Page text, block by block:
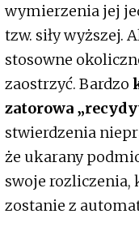
wymierzenia jej
tzw. siły wyższej.
stosowne
zaostrzyć. Bardzo
zatorowa
stwierdzenia
że ukarany
swoje rozliczenia,
zostanie z